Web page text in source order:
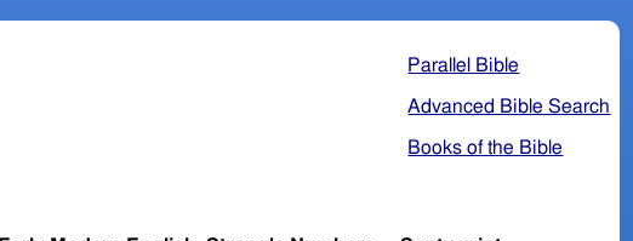
Parallel Bible
Advanced Bible Search
Books of the Bible